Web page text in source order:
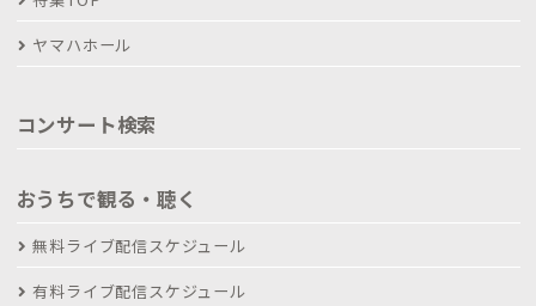
ヤマハホール
コンサート検索
おうちで観る・聴く
無料ライブ配信スケジュール
有料ライブ配信スケジュール